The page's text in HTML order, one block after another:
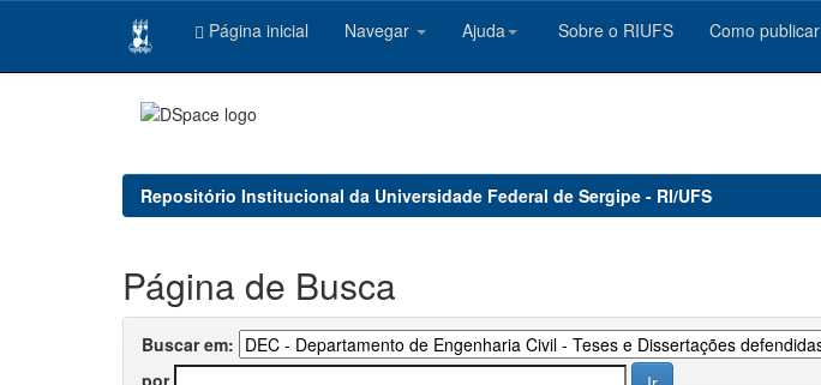
Página inicial Navegar Ajuda Sobre o RIUFS Como publicar
Repositório Institucional da Universidade Federal de Sergipe - RI/UFS
Página de Busca
Buscar em:
por